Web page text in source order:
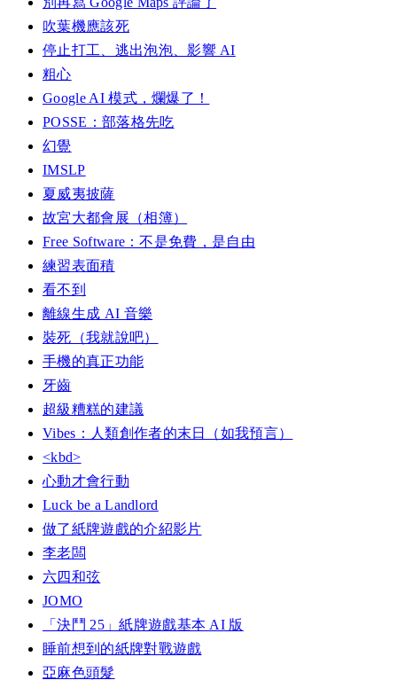
吹葉機應該死
停止打工、逃出泡泡、影響 AI
粗心
Google AI 模式，爛爆了！
POSSE：部落格先吃
幻覺
IMSLP
夏威夷披薩
故宮大都會展（相簿）
Free Software：不是免費，是自由
練習表面積
看不到
離線生成 AI 音樂
裝死（我就說吧）
手機的真正功能
牙齒
超級糟糕的建議
Vibes：人類創作者的末日（如我預言）
<kbd>
心動才會行動
Luck be a Landlord
做了紙牌遊戲的介紹影片
李老闆
六四和弦
JOMO
「決鬥 25」紙牌遊戲基本 AI 版
睡前想到的紙牌對戰遊戲
亞麻色頭髮